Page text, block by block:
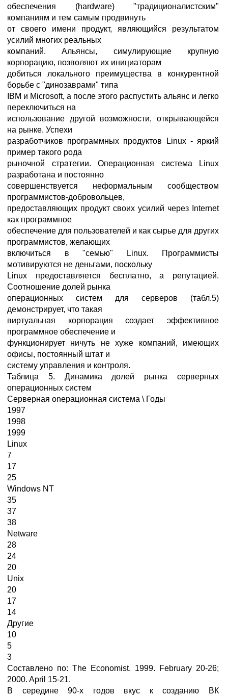
обеспечения (hardware) "традиционалистским"
компаниям и тем самым продвинуть
от своего имени продукт, являющийся результатом
усилий многих реальных
компаний. Альянсы, симулирующие крупную
корпорацию, позволяют их инициаторам
добиться локального преимущества в конкурентной
борьбе с "динозаврами" типа
IBM и Microsoft, а после этого распустить альянс и легко
переключиться на
использование другой возможности, открывающейся
на рынке. Успехи
разработчиков программных продуктов Linux - яркий
пример такого рода
рыночной стратегии. Операционная система Linux
разработана и постоянно
совершенствуется неформальным сообществом
программистов-добровольцев,
предоставляющих продукт своих усилий через Internet
как программное
обеспечение для пользователей и как сырье для других
программистов, желающих
включиться в "семью" Linux. Программисты
мотивируются не деньгами, поскольку
Linux предоставляется бесплатно, а репутацией.
Соотношение долей рынка
операционных систем для серверов (табл.5)
демонстрирует, что такая
виртуальная корпорация создает эффективное
программное обеспечение и
функционирует ничуть не хуже компаний, имеющих
офисы, постоянный штат и
систему управления и контроля.
Таблица 5. Динамика долей рынка серверных
операционных систем
Серверная oneрационная система \ Годы
1997
1998
1999
Linux
7
17
25
Windows NT
35
37
38
Netware
28
24
20
Unix
20
17
14
Другие
10
5
3
Составлено по: The Economist. 1999. February 20-26;
2000. April 15-21.
В середине 90-х годов вкус к созданию ВК